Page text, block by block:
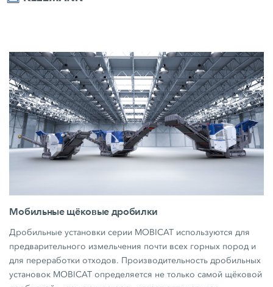
Мобильные щёковые дробилки
Дробильные установки серии MOBICAT используются для
предварительного измельчения почти всех горных пород и
для переработки отходов. Производительность дробильных
установок MOBICAT определяется не только самой щёковой